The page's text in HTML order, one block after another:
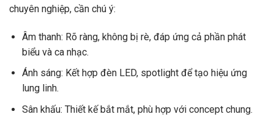
chuyên nghiệp, cần chú ý:
Âm thanh: Rõ ràng, không bị rè, đáp ứng cả phần phát
biểu và ca nhạc.
Ánh sáng: Kết hợp đèn LED, spotlight để tạo hiệu ứng
lung linh.
Sân khấu: Thiết kế bắt mắt, phù hợp với concept chung.